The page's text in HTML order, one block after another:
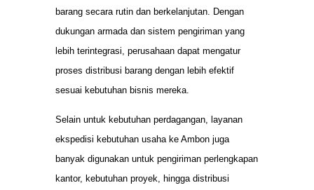
barang secara rutin dan berkelanjutan. Dengan
dukungan armada dan sistem pengiriman yang
lebih terintegrasi, perusahaan dapat mengatur
proses distribusi barang dengan lebih efektif
sesuai kebutuhan bisnis mereka.
Selain untuk kebutuhan perdagangan, layanan
ekspedisi kebutuhan usaha ke Ambon juga
banyak digunakan untuk pengiriman perlengkapan
kantor, kebutuhan proyek, hingga distribusi